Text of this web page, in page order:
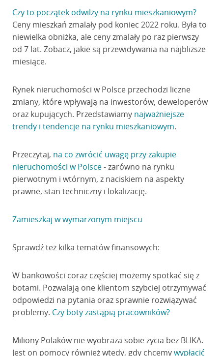
Czy to początek odwilży na rynku mieszkaniowym?
Ceny mieszkań zmalały pod koniec 2022 roku. Była to
niewielka obniżka, ale ceny zmalały po raz pierwszy
od 7 lat. Zobacz, jakie są przewidywania na najbliższe
miesiące.
Rynek nieruchomości w Polsce przechodzi liczne
zmiany, które wpływają na inwestorów, deweloperów
oraz kupujących. Przedstawiamy najważniejsze
trendy i tendencje na rynku mieszkaniowym.
Przeczytaj, na co zwrócić uwagę przy zakupie
nieruchomości w Polsce- zarówno na rynku
pierwotnym i wtórnym, z naciskiem na aspekty
prawne, stan techniczny i lokalizację.
Zamieszkaj w wymarzonym miejscu
Sprawdź też kilka tematów finansowych:
W bankowości coraz częściej możemy spotkać się z
botami. Pozwalają one klientom szybciej otrzymywać
odpowiedzi na pytania oraz sprawnie rozwiązywać
problemy. Czy boty zastąpią pracowników?
Miliony Polaków nie wyobraża sobie życia bez BLIKA.
Jest on pomocy również wtedy, gdy chcemywypłacić